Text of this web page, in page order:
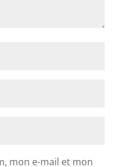
mon e-mail et mon